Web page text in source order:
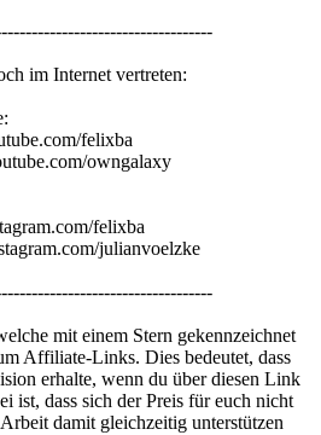
im Internet vertreten:
felixba
owngalaxy
felixba
julianvoelzke
mit einem Stern gekennzeichnet
Affiliate-Links. Dies bedeutet, dass
erhalte, wenn du über diesen Link
ist, dass sich der Preis für euch nicht
damit gleichzeitig unterstützen